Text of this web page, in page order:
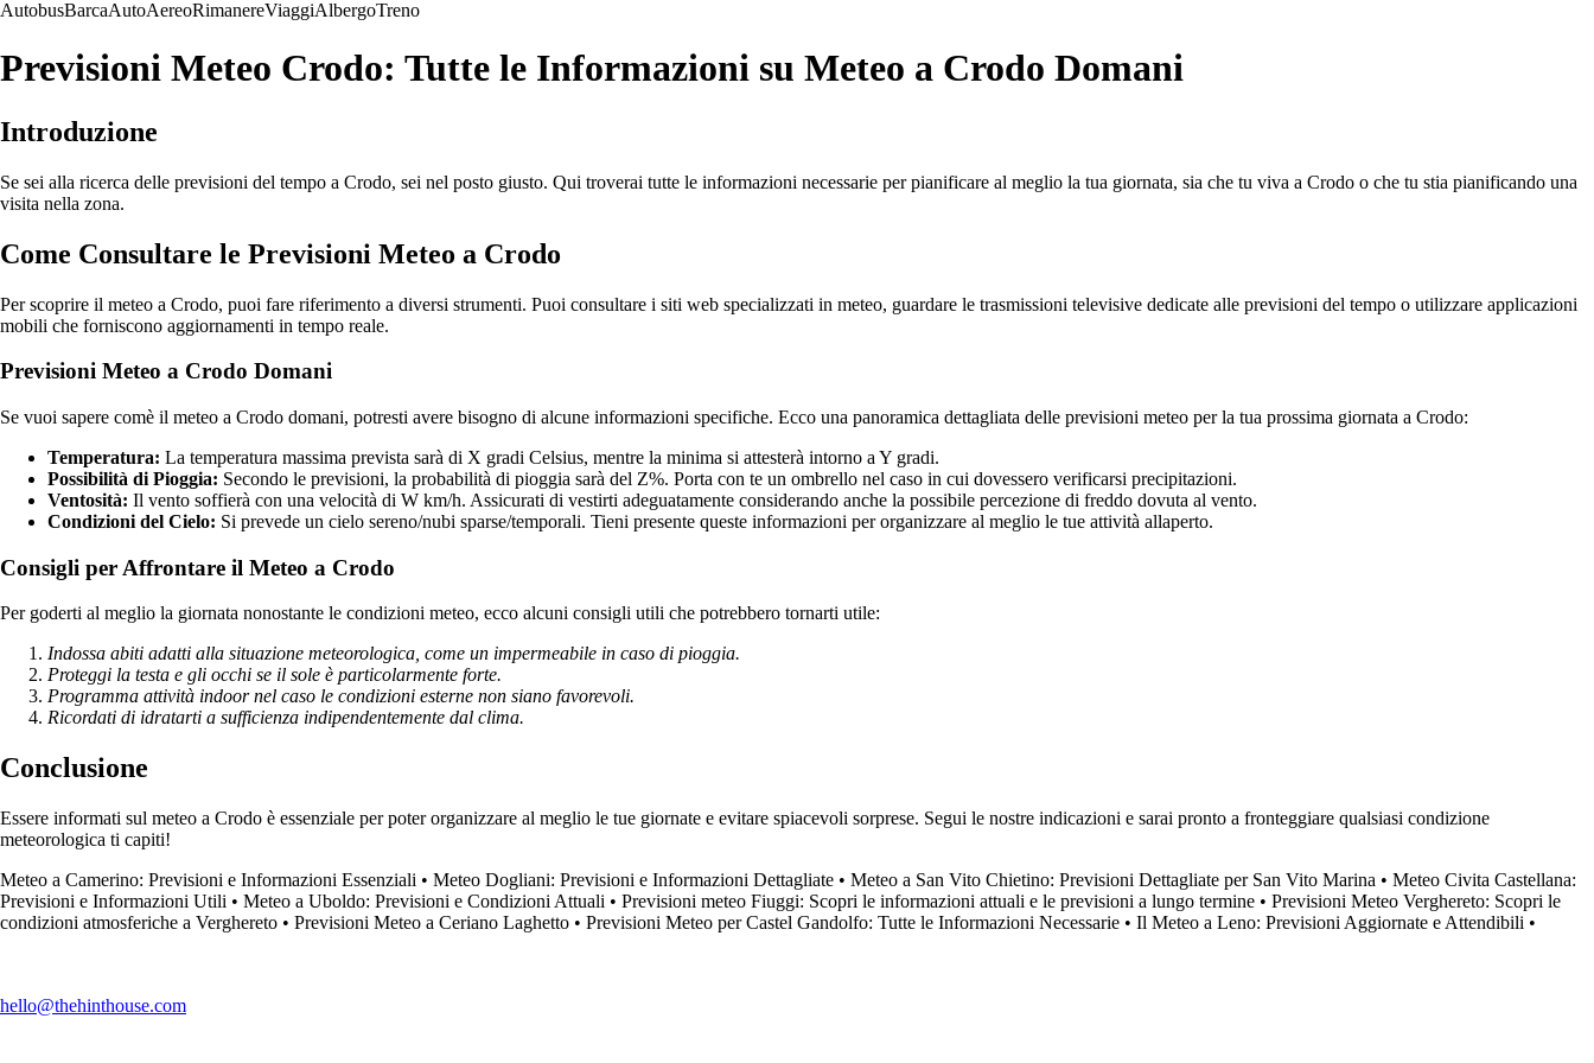
AutobusBarcaAutoAereoRimanereViaggiAlbergoTreno
Previsioni Meteo Crodo: Tutte le Informazioni su Meteo a Crodo Domani
Introduzione
Se sei alla ricerca delle previsioni del tempo a Crodo, sei nel posto giusto. Qui troverai tutte le informazioni necessarie per pianificare al meglio la tua giornata, sia che tu viva a Crodo o che tu stia pianificando una
visita nella zona.
Come Consultare le Previsioni Meteo a Crodo
Per scoprire il meteo a Crodo, puoi fare riferimento a diversi strumenti. Puoi consultare i siti web specializzati in meteo, guardare le trasmissioni televisive dedicate alle previsioni del tempo o utilizzare applicazioni
mobili che forniscono aggiornamenti in tempo reale.
Previsioni Meteo a Crodo Domani
Se vuoi sapere comè il meteo a Crodo domani, potresti avere bisogno di alcune informazioni specifiche. Ecco una panoramica dettagliata delle previsioni meteo per la tua prossima giornata a Crodo:
Temperatura: La temperatura massima prevista sarà di X gradi Celsius, mentre la minima si attesterà intorno a Y gradi.
Possibilità di Pioggia: Secondo le previsioni, la probabilità di pioggia sarà del Z%. Porta con te un ombrello nel caso in cui dovessero verificarsi precipitazioni.
Ventosità: Il vento soffierà con una velocità di W km/h. Assicurati di vestirti adeguatamente considerando anche la possibile percezione di freddo dovuta al vento.
Condizioni del Cielo: Si prevede un cielo sereno/nubi sparse/temporali. Tieni presente queste informazioni per organizzare al meglio le tue attività allaperto.
Consigli per Affrontare il Meteo a Crodo
Per goderti al meglio la giornata nonostante le condizioni meteo, ecco alcuni consigli utili che potrebbero tornarti utile:
Indossa abiti adatti alla situazione meteorologica, come un impermeabile in caso di pioggia.
Proteggi la testa e gli occhi se il sole è particolarmente forte.
Programma attività indoor nel caso le condizioni esterne non siano favorevoli.
Ricordati di idratarti a sufficienza indipendentemente dal clima.
Conclusione
Essere informati sul meteo a Crodo è essenziale per poter organizzare al meglio le tue giornate e evitare spiacevoli sorprese. Segui le nostre indicazioni e sarai pronto a fronteggiare qualsiasi condizione
meteorologica ti capiti!
Meteo a Camerino: Previsioni e Informazioni Essenziali • Meteo Dogliani: Previsioni e Informazioni Dettagliate • Meteo a San Vito Chietino: Previsioni Dettagliate per San Vito Marina • Meteo Civita Castellana:
Previsioni e Informazioni Utili • Meteo a Uboldo: Previsioni e Condizioni Attuali • Previsioni meteo Fiuggi: Scopri le informazioni attuali e le previsioni a lungo termine • Previsioni Meteo Verghereto: Scopri le
condizioni atmosferiche a Verghereto • Previsioni Meteo a Ceriano Laghetto • Previsioni Meteo per Castel Gandolfo: Tutte le Informazioni Necessarie • Il Meteo a Leno: Previsioni Aggiornate e Attendibili •
hello@thehinthouse.com